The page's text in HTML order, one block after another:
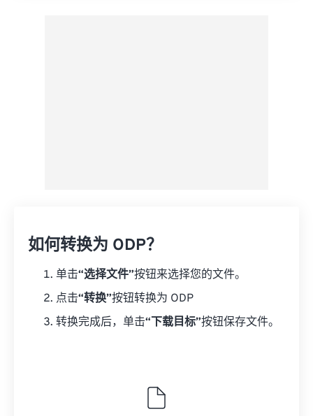
如何转换为 ODP？
单击“选择文件”按钮来选择您的文件。
点击“转换”按钮转换为 ODP
转换完成后，单击“下载目标”按钮保存文件。